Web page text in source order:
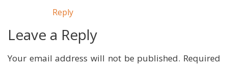
Reply
Leave a Reply
Your email address will not be published. Required